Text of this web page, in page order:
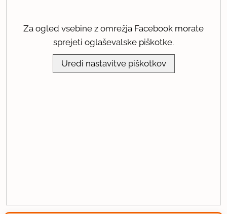
Za ogled vsebine z omrežja Facebook morate
sprejeti oglaševalske piškotke.
Uredi nastavitve piškotkov